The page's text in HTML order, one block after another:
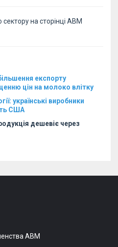
на сторінці АВМ
експорту
цін на молоко влітку
українські виробники
США
дешевіє через
АВМ